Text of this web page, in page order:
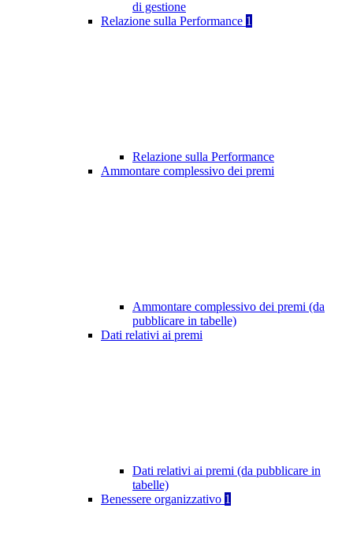
di gestione
Relazione sulla Performance 1
Relazione sulla Performance
Ammontare complessivo dei premi
Ammontare complessivo dei premi (da
pubblicare in tabelle)
Dati relativi ai premi
Dati relativi ai premi (da pubblicare in
tabelle)
Benessere organizzativo 1